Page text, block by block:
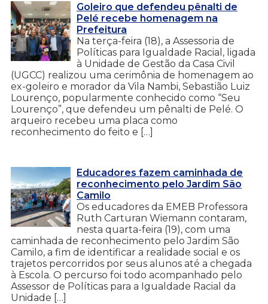
Goleiro que defendeu pênalti de
Pelé recebe homenagem na
Prefeitura
Na terça-feira (18), a Assessoria de
Políticas para Igualdade Racial, ligada
à Unidade de Gestão da Casa Civil
(UGCC) realizou uma cerimônia de homenagem ao
ex-goleiro e morador da Vila Nambi, Sebastião Luiz
Lourenço, popularmente conhecido como “Seu
Lourenço”, que defendeu um pênalti de Pelé. O
arqueiro recebeu uma placa como
reconhecimento do feito e […]
Educadores fazem caminhada de
reconhecimento pelo Jardim São
Camilo
Os educadores da EMEB Professora
Ruth Carturan Wiemann contaram,
nesta quarta-feira (19), com uma
caminhada de reconhecimento pelo Jardim São
Camilo, a fim de identificar a realidade social e os
trajetos percorridos por seus alunos até a chegada
à Escola. O percurso foi todo acompanhado pelo
Assessor de Políticas para a Igualdade Racial da
Unidade […]